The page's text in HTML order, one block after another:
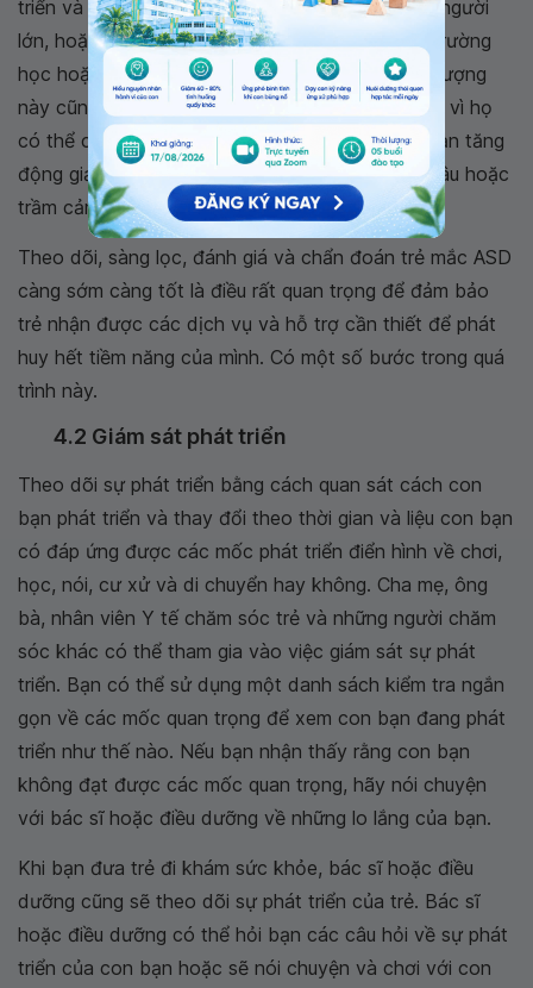
triển và duy trì tình bạn, giao tiếp với bạn bè và người
lớn, hoặc hiểu những hành vi được mong đợi ở trường
học hoặc trong công việc. Ngoài ra, những đối tượng
này cũng cần chăm sóc sức khỏe thường xuyên vì họ
có thể có kèm theo các bệnh lý khác như rối loạn tăng
động giảm chú ý, rối loạn ám ảnh cưỡng chế, lo âu hoặc
trầm cảm hoặc rối loạn hành vi.
Theo dõi, sàng lọc, đánh giá và chẩn đoán trẻ mắc ASD
càng sớm càng tốt là điều rất quan trọng để đảm bảo
trẻ nhận được các dịch vụ và hỗ trợ cần thiết để phát
huy hết tiềm năng của mình. Có một số bước trong quá
trình này.
4.2 Giám sát phát triển
Theo dõi sự phát triển bằng cách quan sát cách con
bạn phát triển và thay đổi theo thời gian và liệu con bạn
có đáp ứng được các mốc phát triển điển hình về chơi,
học, nói, cư xử và di chuyển hay không. Cha mẹ, ông
bà, nhân viên Y tế chăm sóc trẻ và những người chăm
sóc khác có thể tham gia vào việc giám sát sự phát
triển. Bạn có thể sử dụng một danh sách kiểm tra ngắn
gọn về các mốc quan trọng để xem con bạn đang phát
triển như thế nào. Nếu bạn nhận thấy rằng con bạn
không đạt được các mốc quan trọng, hãy nói chuyện
với bác sĩ hoặc điều dưỡng về những lo lắng của bạn.
Khi bạn đưa trẻ đi khám sức khỏe, bác sĩ hoặc điều
dưỡng cũng sẽ theo dõi sự phát triển của trẻ. Bác sĩ
hoặc điều dưỡng có thể hỏi bạn các câu hỏi về sự phát
triển của con bạn hoặc sẽ nói chuyện và chơi với con